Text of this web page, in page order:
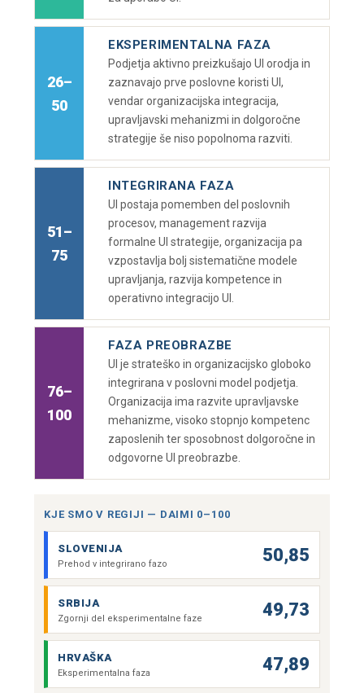
26–
50
EKSPERIMENTALNA FAZA
Podjetja aktivno preizkušajo UI orodja in
zaznavajo prve poslovne koristi UI,
vendar organizacijska integracija,
upravljavski mehanizmi in dolgoročne
strategije še niso popolnoma razviti.
51–
75
INTEGRIRANA FAZA
UI postaja pomemben del poslovnih
procesov, management razvija
formalne UI strategije, organizacija pa
vzpostavlja bolj sistematične modele
upravljanja, razvija kompetence in
operativno integracijo UI.
76–
100
FAZA PREOBRAZBE
UI je strateško in organizacijsko globoko
integrirana v poslovni model podjetja.
Organizacija ima razvite upravljavske
mehanizme, visoko stopnjo kompetenc
zaposlenih ter sposobnost dolgoročne in
odgovorne UI preobrazbe.
KJE SMO V REGIJI — DAIMI 0–100
SLOVENIJA
Prehod v integrirano fazo 50,85
SRBIJA
Zgornji del eksperimentalne faze 49,73
HRVAŠKA
Eksperimentalna faza 47,89